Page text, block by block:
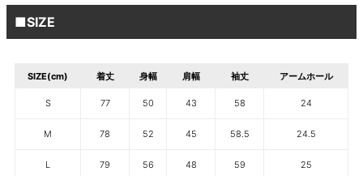
■SIZE
SIZE(cm) 着丈 身幅 肩幅 袖丈 アームホール
S 77 50 43 58 24
M 78 52 45 58.5 24.5
L 79 56 48 59 25